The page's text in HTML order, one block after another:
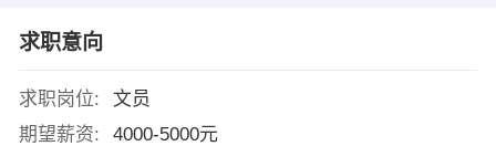
求职意向
求职岗位:
文员
期望薪资:
4000-5000元